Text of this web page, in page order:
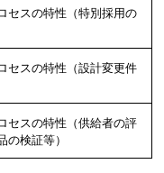
セスの特性（特別採用の
セスの特性（設計変更件
セスの特性（供給者の評
の検証等）